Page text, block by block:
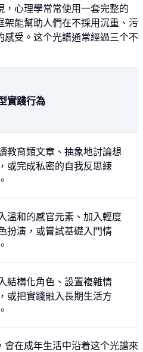
心理學常常使用一套完整的
架能幫助人們在不採用沉重、污
感受。这个光譜通常經過三个不
實踐行為
教育類文章、抽象地討論想
或完成私密的自我反思練
溫和的感官元素、加入輕度
扮演，或嘗試基礎入門情
結構化角色、設置複雜情
或把實踐融入長期生活方
會在成年生活中沿着这个光譜來